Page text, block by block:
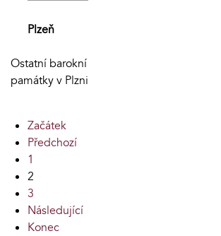
Plzeň
Ostatní barokní
památky v Plzni
Začátek
Předchozí
1
2
3
Následující
Konec